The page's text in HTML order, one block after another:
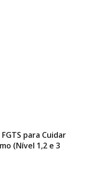
para Cuidar
(Nível 1,2 e 3